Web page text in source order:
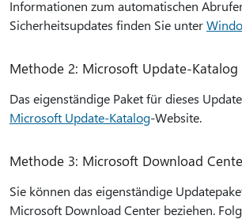
Informationen zum automatischen
Sicherheitsupdates finden Sie unter
Methode 2: Microsoft Update-Katalog
Das eigenständige Paket für dieses
Microsoft Update-Katalog-Website.
Methode 3: Microsoft Download
Sie können das eigenständige
Microsoft Download Center beziehen.